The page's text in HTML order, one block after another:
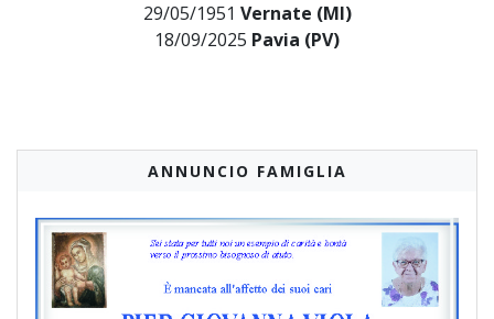
29/05/1951 Vernate (MI)
18/09/2025 Pavia (PV)
ANNUNCIO FAMIGLIA